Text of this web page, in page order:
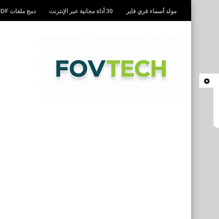
مولد أسماء فري فاير 30 أداة مجانية عبر الإنترنت دمج ملفات PDF